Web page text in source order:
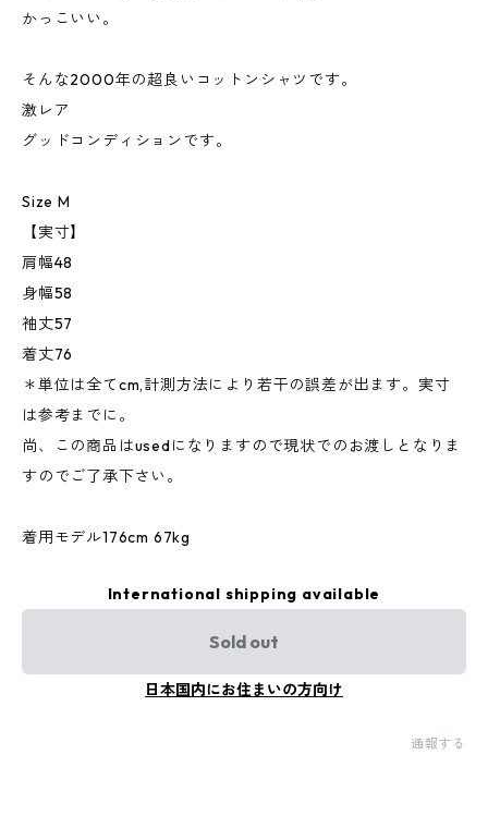
かっこいい。
そんな2000年の超良いコットンシャツです。
激レア
グッドコンディションです。
Size M
【実寸】
肩幅48
身幅58
袖丈57
着丈76
＊単位は全てcm,計測方法により若干の誤差が出ます。実寸
は参考までに。
尚、この商品はusedになりますので現状でのお渡しとなりま
すのでご了承下さい。
着用モデル176cm 67kg
International shipping available
Sold out
日本国内にお住まいの方向け
通報する